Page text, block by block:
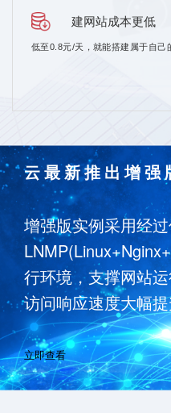
建网站成本更低
低至0.8元/天，就能搭建属于自己
云最新推出增强
增强版实例采用经
行环境，支撑网站
访问响应速度大幅
立即查看